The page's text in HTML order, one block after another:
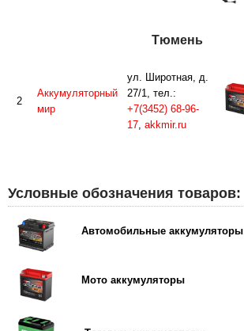
Тюмень
2
Аккумуляторный
мир
ул. Широтная, д.
27/1, тел.:
+7(3452) 68-96-
17 akkmir.ru
Условные обозначения товаров:
Автомобильные аккумуляторы
Мото аккумуляторы